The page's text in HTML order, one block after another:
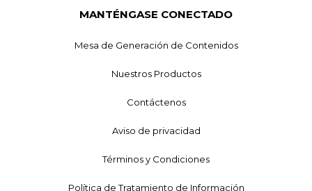
MANTÉNGASE CONECTADO
Mesa de Generación de Contenidos
Nuestros Productos
Contáctenos
Aviso de privacidad
Términos y Condiciones
Política de Tratamiento de Información